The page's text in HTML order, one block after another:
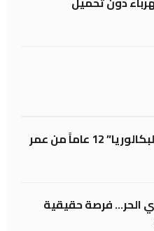
كابوس النتائج.. حين تختزل “البكالوريا” 12 عاماً من عمر
الحر… فرصة حقيقية